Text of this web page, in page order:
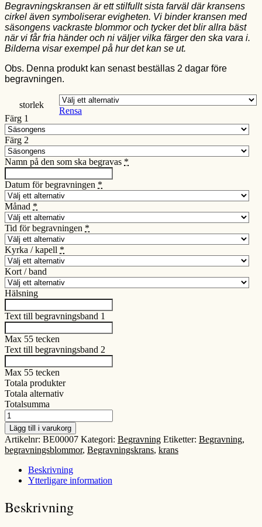
till
5,500.00 kr
Begravningskransen är ett stilfullt sista farväl där kransens
cirkel även symboliserar evigheten. Vi binder kransen med
säsongens vackraste blommor och tycker det blir allra bäst
när vi får fria händer och ni väljer vilka färger den ska vara i.
Bilderna visar exempel på hur det kan se ut.
Obs. Denna produkt kan senast beställas 2 dagar före
begravningen.
storlek
Rensa
Färg 1
Färg 2
Namn på den som ska begravas *
Datum för begravningen *
Månad *
Tid för begravningen *
Kyrka / kapell *
Kort / band
Hälsning
Text till begravningsband 1
Max 55 tecken
Text till begravningsband 2
Max 55 tecken
Totala produkter
Totala alternativ
Totalsumma
Begravningskrans
mängd
Lägg till i varukorg
Artikelnr: BE00007 Kategori: Begravning Etiketter: Begravning,
begravningsblommor, Begravningskrans, krans
Beskrivning
Ytterligare information
Beskrivning